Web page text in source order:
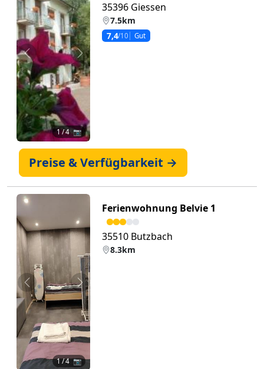
Zurück Weiter
1/ 4 📷
35396 Giessen
7.5km
7,4/10 Gut
Preise & Verfügbarkeit →
Zurück Weiter
1/ 4 📷
Ferienwohnung Belvie 1
35510 Butzbach
8.3km